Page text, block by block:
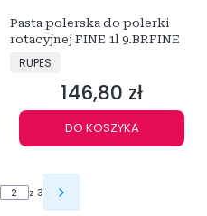
Pasta polerska do polerki
rotacyjnej FINE 1l 9.BRFINE
PRODUCENT
RUPES
Cena
146,80 zł
DO KOSZYKA
z 3